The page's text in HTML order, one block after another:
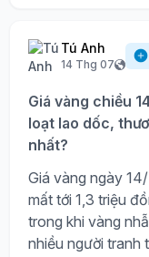
Tú Anh
14 Thg 07
Giá vàng chiều
loạt lao dốc,
nhất?
Giá vàng ngày
mất tới 1,3 triệu
trong khi vàng
nhiều người tranh